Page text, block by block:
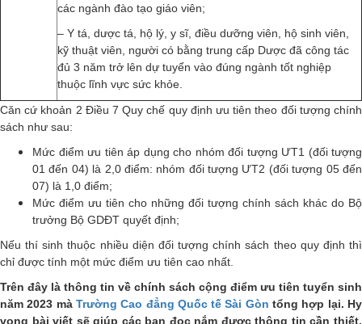
các ngành đào tạo giáo viên;
– Y tá, dược tá, hộ lý, y sĩ, điều dưỡng viên, hộ sinh viên,
kỹ thuật viên, người có bằng trung cấp Dược đã công tác
đủ 3 năm trở lên dự tuyển vào đúng ngành tốt nghiệp
thuộc lĩnh vực sức khỏe.
Căn cứ khoản 2 Điều 7 Quy chế quy định ưu tiên theo đối tượng chính
sách như sau:
Mức điểm ưu tiên áp dụng cho nhóm đối tượng ƯT1 (đối tượng
01 đến 04) là 2,0 điểm: nhóm đối tượng ƯT2 (đối tượng 05 đến
07) là 1,0 điểm;
Mức điểm ưu tiên cho những đối tượng chính sách khác do Bộ
trưởng Bộ GDĐT quyết định;
Nếu thí sinh thuộc nhiều diện đối tượng chính sách theo quy định thì
chỉ được tính một mức điểm ưu tiên cao nhất.
Trên đây là thông tin về chính sách cộng điểm ưu tiên tuyển sinh
năm 2023 mà Trường Cao đẳng Quốc tế Sài Gòn tổng hợp lại. Hy
vọng bài viết sẽ giúp các bạn đọc nắm được thông tin cần thiết.